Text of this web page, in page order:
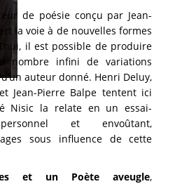
de poésie conçu par Jean-
la voie à de nouvelles formes
il est possible de produire
nombre infini de variations
auteur donné. Henri Deluy,
Jean-Pierre Balpe tentent ici
Nisic la relate en un essai-
et envoûtant,
sous influence de cette
et un Poète aveugle,